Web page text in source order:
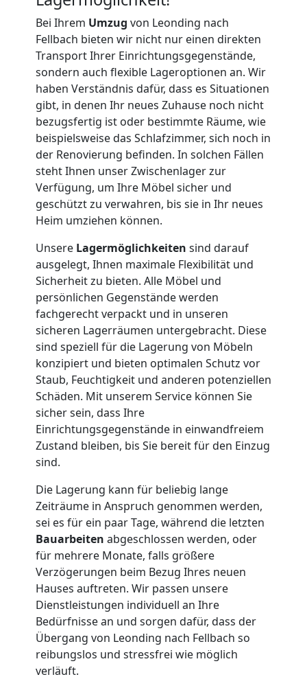
Bei Ihrem Umzug von Leonding nach
Fellbach bieten wir nicht nur einen direkten
Transport Ihrer Einrichtungsgegenstände,
sondern auch flexible Lageroptionen an. Wir
haben Verständnis dafür, dass es Situationen
gibt, in denen Ihr neues Zuhause noch nicht
bezugsfertig ist oder bestimmte Räume, wie
beispielsweise das Schlafzimmer, sich noch in
der Renovierung befinden. In solchen Fällen
steht Ihnen unser Zwischenlager zur
Verfügung, um Ihre Möbel sicher und
geschützt zu verwahren, bis sie in Ihr neues
Heim umziehen können.
Unsere Lagermöglichkeiten sind darauf
ausgelegt, Ihnen maximale Flexibilität und
Sicherheit zu bieten. Alle Möbel und
persönlichen Gegenstände werden
fachgerecht verpackt und in unseren
sicheren Lagerräumen untergebracht. Diese
sind speziell für die Lagerung von Möbeln
konzipiert und bieten optimalen Schutz vor
Staub, Feuchtigkeit und anderen potenziellen
Schäden. Mit unserem Service können Sie
sicher sein, dass Ihre
Einrichtungsgegenstände in einwandfreiem
Zustand bleiben, bis Sie bereit für den Einzug
sind.
Die Lagerung kann für beliebig lange
Zeiträume in Anspruch genommen werden,
sei es für ein paar Tage, während die letzten
Bauarbeiten abgeschlossen werden, oder
für mehrere Monate, falls größere
Verzögerungen beim Bezug Ihres neuen
Hauses auftreten. Wir passen unsere
Dienstleistungen individuell an Ihre
Bedürfnisse an und sorgen dafür, dass der
Übergang von Leonding nach Fellbach so
reibungslos und stressfrei wie möglich
verläuft.
Beiladung
International
Internationaler
Umzug
Nationaler
Umzug